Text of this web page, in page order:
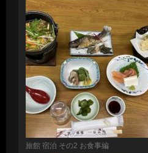
旅館 宿泊 その2 お食事編